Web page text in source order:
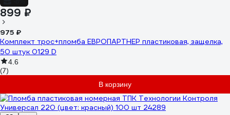
899 ₽
975 ₽
Комплект трос+пломба ЕВРОПАРТНЕР пластиковая, защелка,
50 штук 0129 D
4.6
(7)
В корзину